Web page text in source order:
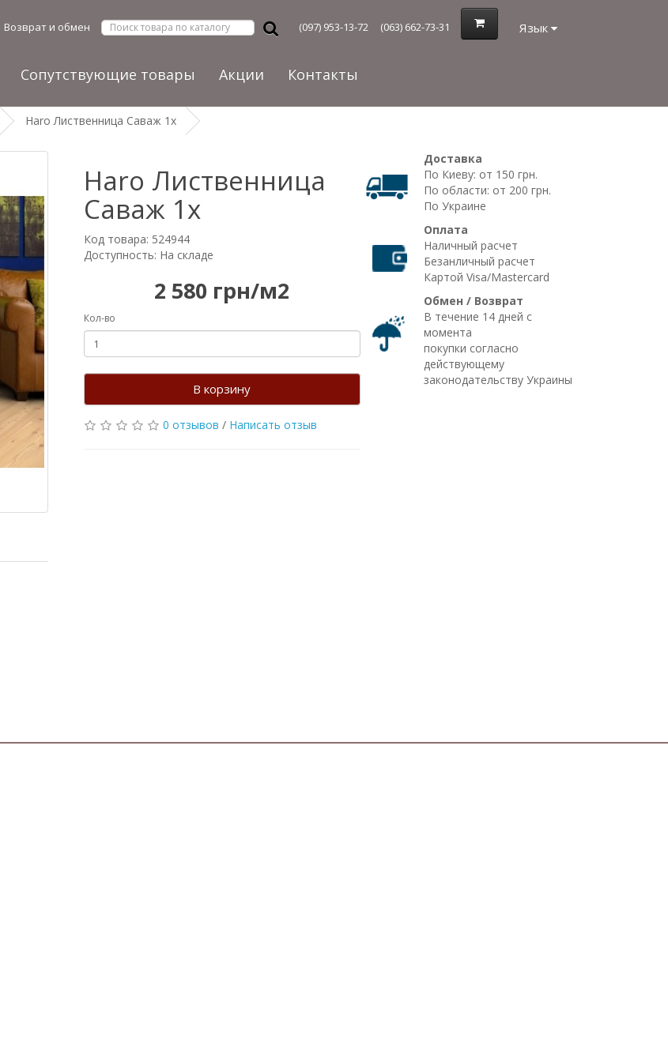
Возврат и обмен (097) 953-13-72 (063) 662-73-31 Язык
Сопутствующие товары Акции Контакты
Haro Лиственница Саваж 1х
Haro Лиственница
Саваж 1х
Код товара: 524944
Доступность: На складе
2 580 грн/м2
Кол-во
В корзину
0 отзывов / Написать отзыв
Доставка
По Киеву: от 150 грн.
По области: от 200 грн.
По Украине
Оплата
Наличный расчет
Безанличный расчет
Картой Visa/Mastercard
Обмен / Возврат
В течение 14 дней с
момента
покупки согласно
действующему
законодательству Украины